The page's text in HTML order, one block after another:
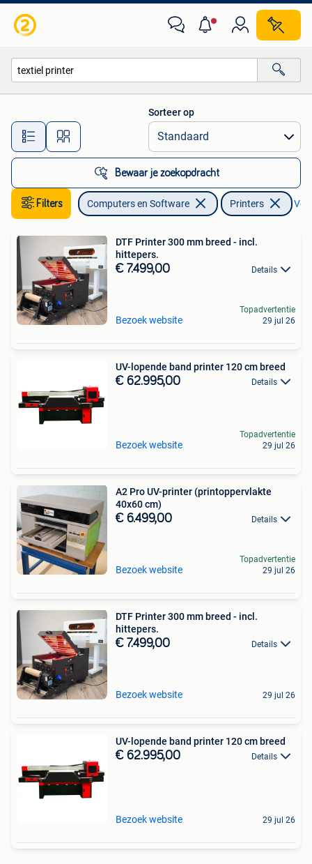
Alle afstanden…
Sorteer op
Bewaar je zoekopdracht
Filters Computers en Software Printers
DTF Printer 300 mm breed - incl.
hittepers.
€ 7.499,00 Details
Bezoek website
Topadvertentie
29 jul 26
UV-lopende band printer 120 cm breed
€ 62.995,00 Details
Bezoek website
Topadvertentie
29 jul 26
A2 Pro UV-printer (printoppervlakte
40x60 cm)
€ 6.499,00 Details
Bezoek website
Topadvertentie
29 jul 26
DTF Printer 300 mm breed - incl.
hittepers.
€ 7.499,00 Details
Bezoek website 29 jul 26
UV-lopende band printer 120 cm breed
€ 62.995,00 Details
Bezoek website 29 jul 26